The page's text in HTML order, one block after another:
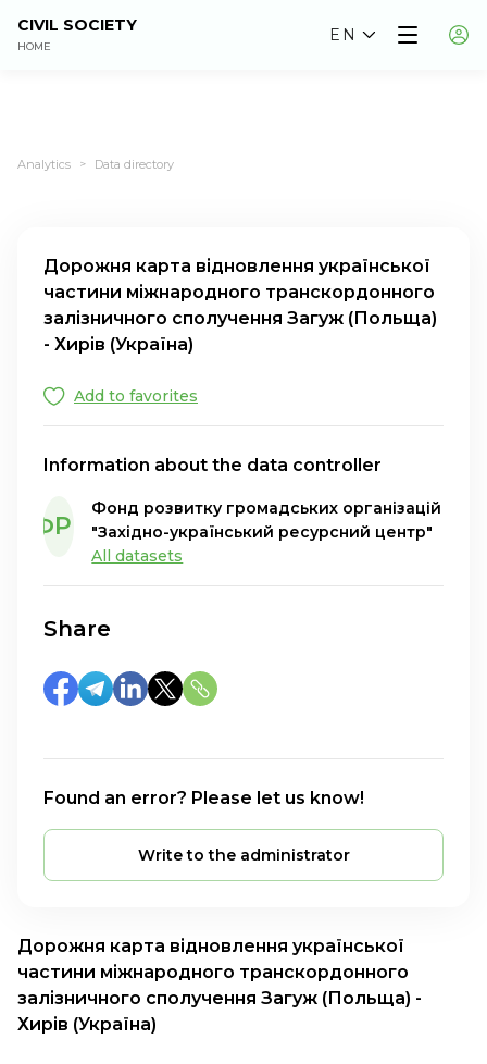
CIVIL SOCIETY
HOME
EN
Analytics > Data directory
Дорожня карта відновлення української
частини міжнародного транскордонного
залізничного сполучення Загуж (Польща) -
Хирів (Україна)
Дорожня карта відновлення української
частини міжнародного транскордонного
залізничного сполучення Загуж (Польща)
- Хирів (Україна)
Add to favorites
Information about the data controller
ФРГ
Фонд розвитку громадських організацій
"Західно-український ресурсний центр"
All datasets
Share
Found an error? Please let us know!
Write to the administrator